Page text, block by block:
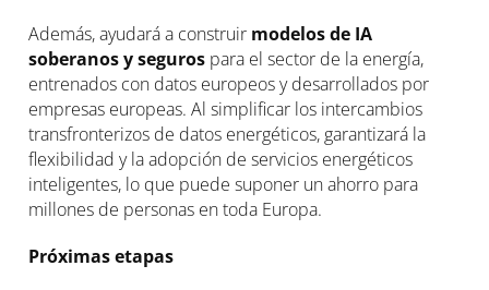
Además, ayudará a construir modelos de IA
soberanos y seguros para el sector de la energía,
entrenados con datos europeos y desarrollados por
empresas europeas. Al simplificar los intercambios
transfronterizos de datos energéticos, garantizará la
flexibilidad y la adopción de servicios energéticos
inteligentes, lo que puede suponer un ahorro para
millones de personas en toda Europa.
Próximas etapas